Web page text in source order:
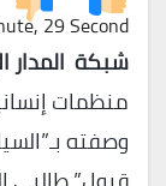
29 Second
شبكة المدار
منظمات
وصفته